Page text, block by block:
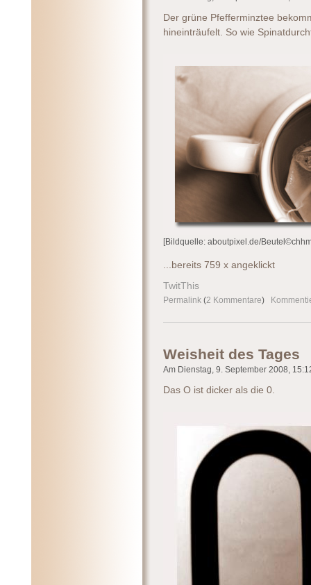
Der grüne Pfefferminztee
hineinträufelt. So wie
[Bildquelle: aboutpixel.de/
...bereits 759 x angeklickt
TwitThis
Permalink (2 Kommentare)
Weisheit des Tages
Am Dienstag, 9. September 2008,
Das O ist dicker als die 0.